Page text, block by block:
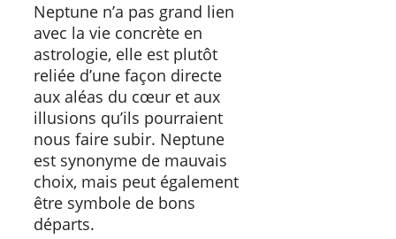
Neptune n’a pas grand lien
avec la vie concrète en
astrologie, elle est plutôt
reliée d’une façon directe
aux aléas du cœur et aux
illusions qu’ils pourraient
nous faire subir. Neptune
est synonyme de mauvais
choix, mais peut également
être symbole de bons
départs.